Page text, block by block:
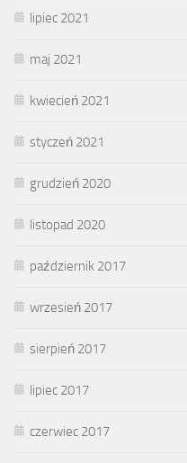
lipiec 2021
maj 2021
kwiecień 2021
styczeń 2021
grudzień 2020
listopad 2020
październik 2017
wrzesień 2017
sierpień 2017
lipiec 2017
czerwiec 2017